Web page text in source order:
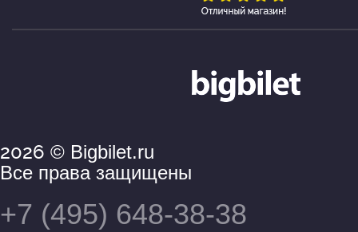
2026 © Bigbilet.ru
Все права защищены
+7 (495) 648-38-38